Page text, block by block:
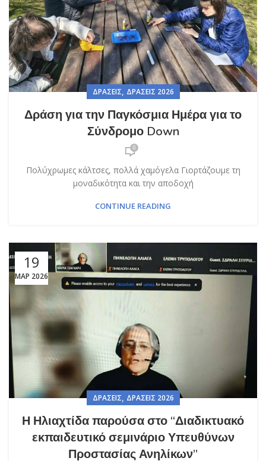
ΔΡΆΣΕΙΣ, ΔΡΆΣΕΙΣ 2026
Δράση για την Παγκόσμια Ημέρα για το
Σύνδρομο Down
0
Πολύχρωμες κάλτσες, πολλά χαμόγελα Γιορτάζουμε τη
μοναδικότητα και την αποδοχή
CONTINUE READING
19
ΜΑΡ 2026
ΔΡΆΣΕΙΣ, ΔΡΆΣΕΙΣ 2026
Η Ηλιαχτίδα παρούσα στο “Διαδικτυακό
εκπαιδευτικό σεμινάριο Υπευθύνων
Προστασίας Ανηλίκων”